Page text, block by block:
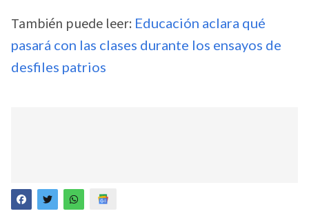
También puede leer: Educación aclara qué
pasará con las clases durante los ensayos de
desfiles patrios